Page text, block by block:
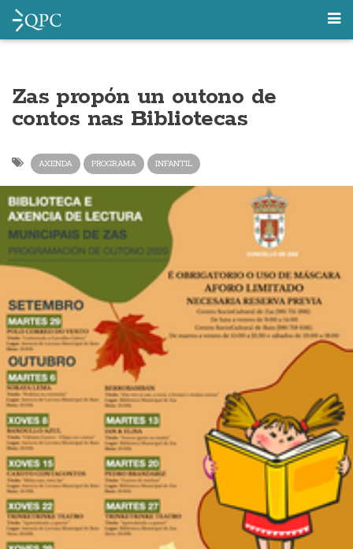
Zas propón un outono de
contos nas Bibliotecas
AXENDA PROGRAMA INFANTIL